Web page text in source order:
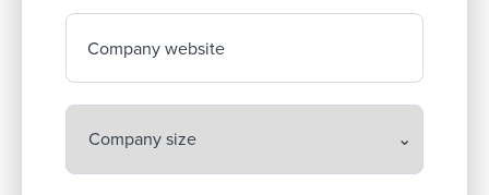
Company website